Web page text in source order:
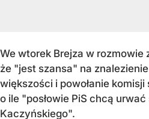
We wtorek Brejza w rozmowie
że "jest szansa" na
większości i powołanie
o ile "posłowie PiS chcą
Kaczyńskiego".